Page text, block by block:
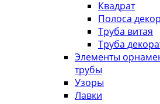
Квадрат
Полоса
Труба витая
Труба
Элементы
трубы
Узоры
Лавки